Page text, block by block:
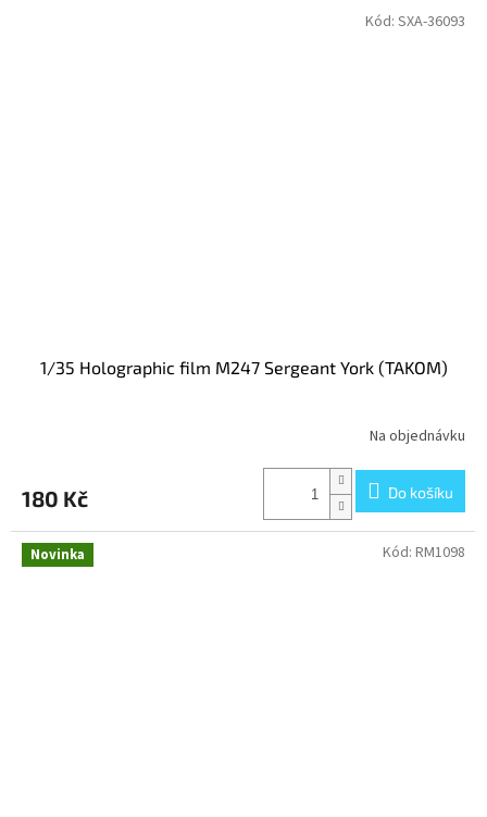
1/35 Holographic film M247 Sergeant York (TAKOM)
Na objednávku
180 Kč Do košíku
Kód: SXA-36093
Novinka Kód: RM1098